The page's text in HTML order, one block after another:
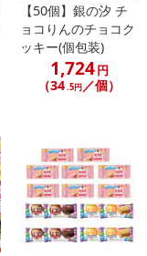
【50個】銀の汐 チ
ョコりんのチョコク
ッキー(個包装)
1,724円
（34.5円 ／個）